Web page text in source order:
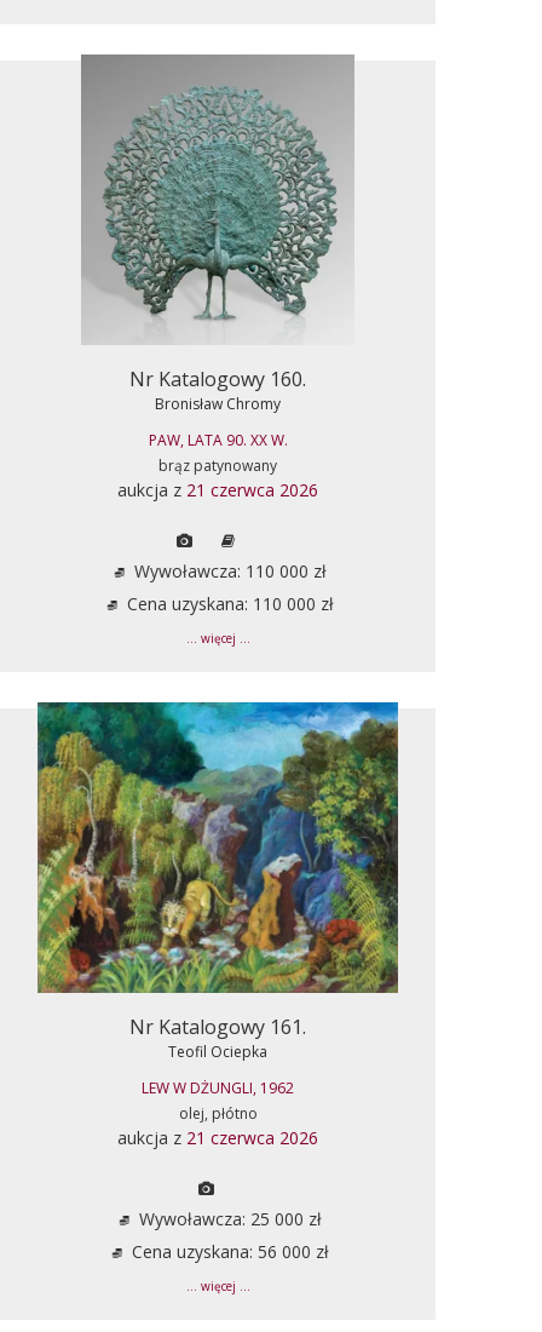
Nr Katalogowy 160.
Bronisław Chromy
PAW, LATA 90. XX W.
brąz patynowany
aukcja z 21 czerwca 2026
Wywoławcza: 110 000 zł
Cena uzyskana: 110 000 zł
... więcej ...
Nr Katalogowy 161.
Teofil Ociepka
LEW W DŻUNGLI, 1962
olej, płótno
aukcja z 21 czerwca 2026
Wywoławcza: 25 000 zł
Cena uzyskana: 56 000 zł
... więcej ...